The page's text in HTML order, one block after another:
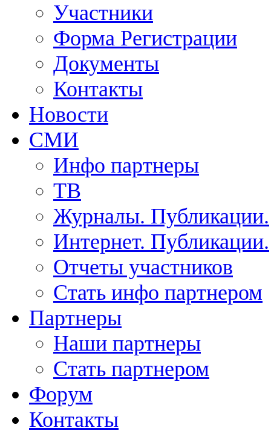
Участники
Форма Регистрации
Документы
Контакты
Новости
СМИ
Инфо партнеры
ТВ
Журналы. Публикации.
Интернет. Публикации.
Отчеты участников
Стать инфо партнером
Партнеры
Наши партнеры
Стать партнером
Форум
Контакты